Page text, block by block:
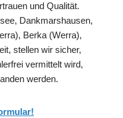
und Qualität.
Dankmarshausen,
Berka (Werra),
stellen wir sicher,
vermittelt wird,
werden.